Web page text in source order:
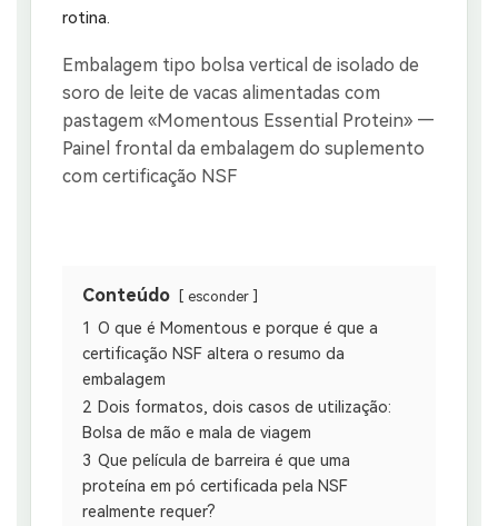
rotina.
Conteúdo esconder
1 O que é Momentous e porque é que a
certificação NSF altera o resumo da
embalagem
2 Dois formatos, dois casos de utilização:
Bolsa de mão e mala de viagem
3 Que película de barreira é que uma
proteína em pó certificada pela NSF
realmente requer?